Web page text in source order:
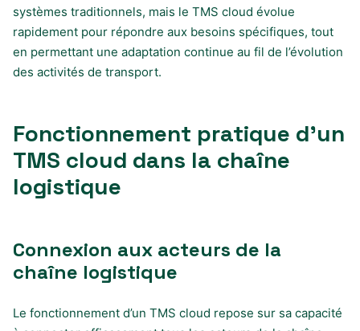
systèmes traditionnels, mais le TMS cloud évolue
rapidement pour répondre aux besoins spécifiques, tout
en permettant une adaptation continue au fil de l’évolution
des activités de transport.
Fonctionnement pratique d’un
TMS cloud dans la chaîne
logistique
Connexion aux acteurs de la
chaîne logistique
Le fonctionnement d’un TMS cloud repose sur sa capacité